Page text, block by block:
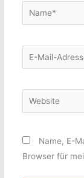
Name*
E-
Mail-
Website
Name, E-
Browser für